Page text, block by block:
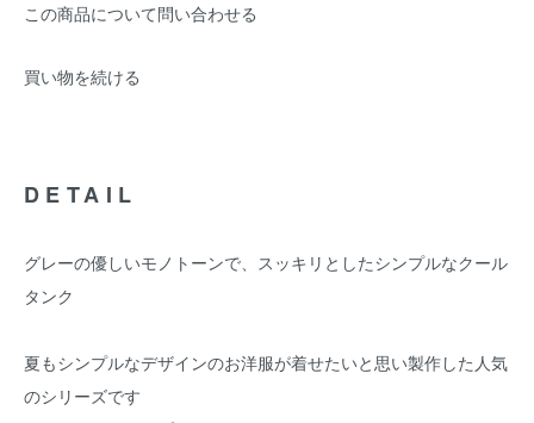
この商品について問い合わせる
買い物を続ける
DETAIL
グレーの優しいモノトーンで、スッキリとしたシンプルなクール
タンク
夏もシンプルなデザインのお洋服が着せたいと思い製作した人気
のシリーズです